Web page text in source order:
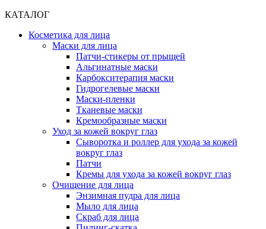
КАТАЛОГ
Косметика для лица
Маски для лица
Патчи-стикеры от прыщей
Альгинатные маски
Карбокситерапия маски
Гидрогелевые маски
Маски-пленки
Тканевые маски
Кремообразные маски
Уход за кожей вокруг глаз
Сыворотка и роллер для ухода за кожей
вокруг глаз
Патчи
Кремы для ухода за кожей вокруг глаз
Очищение для лица
Энзимная пудра для лица
Мыло для лица
Скраб для лица